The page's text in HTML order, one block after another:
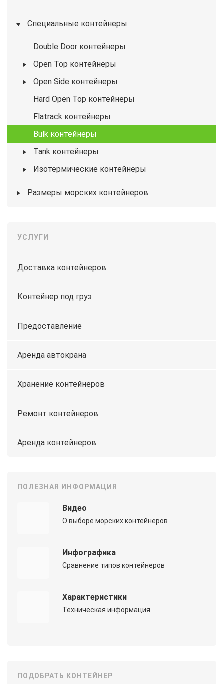
Специальные контейнеры
Double Door контейнеры
Open Top контейнеры
Open Side контейнеры
Hard Open Top контейнеры
Flatrack контейнеры
Bulk контейнеры
Tank контейнеры
Изотермические контейнеры
Размеры морских контейнеров
УСЛУГИ
Доставка контейнеров
Контейнер под груз
Предоставление
Аренда автокрана
Хранение контейнеров
Ремонт контейнеров
Аренда контейнеров
ПОЛЕЗНАЯ ИНФОРМАЦИЯ
Видео
О выборе морских контейнеров
Инфографика
Сравнение типов контейнеров
Характеристики
Техническая информация
ПОДОБРАТЬ КОНТЕЙНЕР